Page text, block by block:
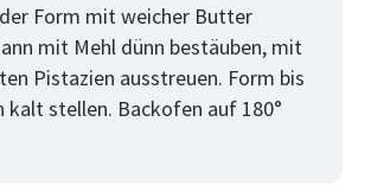
Form mit weicher Butter
mit Mehl dünn bestäuben, mit
Pistazien ausstreuen. Form bis
kalt stellen. Backofen auf 180°